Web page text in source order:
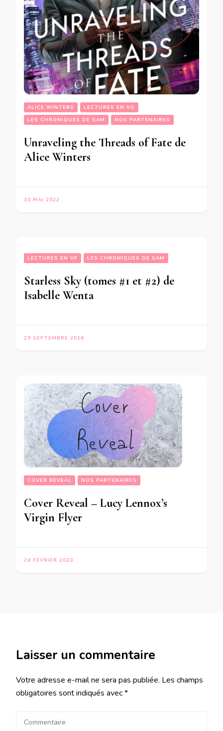
ALICE WINTERS
LECTURES EN VO
LES CHRONIQUES DE SAM
NOS PARTENAIRES
Unraveling the Threads of Fate de
Alice Winters
10 MAI 2022
LECTURES EN VF LES CHRONIQUES DE SAM
Starless Sky (tomes #1 et #2) de
Isabelle Wenta
29 SEPTEMBRE 2016
COVER REVEAL NOS PARTENAIRES
Cover Reveal – Lucy Lennox’s
Virgin Flyer
24 FÉVRIER 2020
Laisser un commentaire
Votre adresse e-mail ne sera pas publiée. Les champs
obligatoires sont indiqués avec*